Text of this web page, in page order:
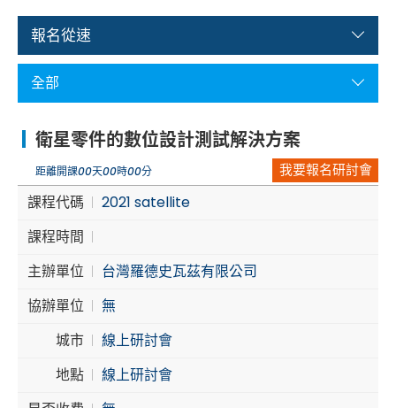
Calendar
Member Login
Aerospace | Defense | Security
Broadcast and Media
Cybersecurity
報名從速
全部
衛星零件的數位設計測試解決方案
距離開課00天00時00分 我要報名研討會
課程代碼
2021 satellite
課程時間
主辦單位
台灣羅德史瓦茲有限公司
協辦單位
無
城市
線上研討會
地點
線上研討會